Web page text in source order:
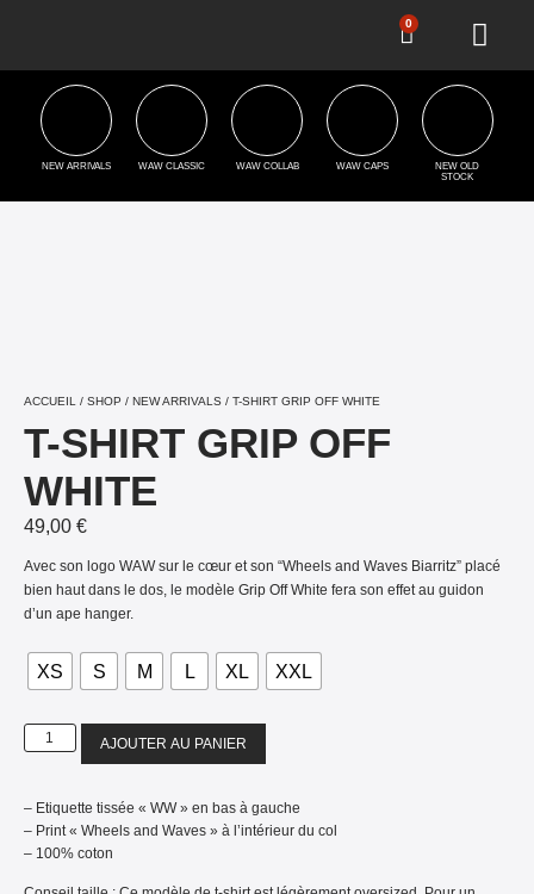
0
NEW ARRIVALS WAW CLASSIC WAW COLLAB WAW CAPS
NEW OLD
STOCK
ACCUEIL / SHOP / NEW ARRIVALS / T-SHIRT GRIP OFF WHITE
T-SHIRT GRIP OFF
WHITE
49,00 €
Avec son logo WAW sur le cœur et son “Wheels and Waves Biarritz” placé
bien haut dans le dos, le modèle Grip Off White fera son effet au guidon
d’un ape hanger.
XS S M L XL XXL
AJOUTER AU PANIER
– Etiquette tissée « WW » en bas à gauche
– Print « Wheels and Waves » à l’intérieur du col
– 100% coton